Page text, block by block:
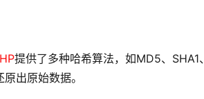
提供了多种哈希算法，如MD5、SHA1、
出原始数据。